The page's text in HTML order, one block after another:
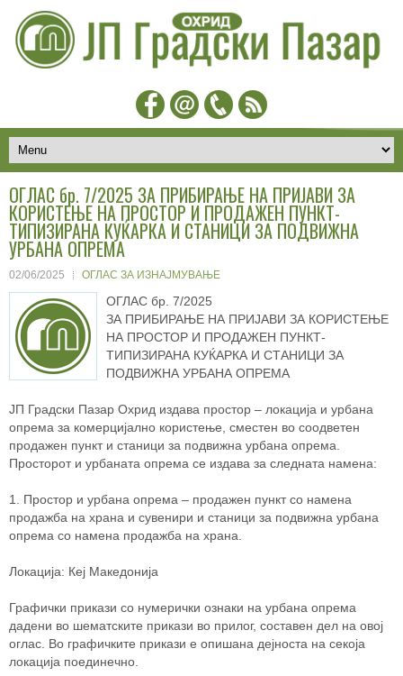
ОГЛАС бр. 7/2025 ЗА ПРИБИРАЊЕ НА ПРИЈАВИ ЗА
КОРИСТЕЊЕ НА ПРОСТОР И ПРОДАЖЕН ПУНКТ-
ТИПИЗИРАНА КУЌАРКА И СТАНИЦИ ЗА ПОДВИЖНА
УРБАНА ОПРЕМА
02/06/2025 ОГЛАС ЗА ИЗНАЈМУВАЊЕ
ОГЛАС бр. 7/2025
ЗА ПРИБИРАЊЕ НА ПРИЈАВИ ЗА КОРИСТЕЊЕ
НА ПРОСТОР И ПРОДАЖЕН ПУНКТ-
ТИПИЗИРАНА КУЌАРКА И СТАНИЦИ ЗА
ПОДВИЖНА УРБАНА ОПРЕМА
ЈП Градски Пазар Охрид издава простор – локација и урбана
опрема за комерцијално користење, сместен во соодветен
продажен пункт и станици за подвижна урбана опрема.
Просторот и урбаната опрема се издава за следната намена:
1. Простор и урбана oпpeмa – продажен пункт со намена
продажба на храна и сувенири и станици за подвижна урбана
опрема со намена продажба на храна.
Локација: Кеј Македонија
Графички прикази со нумерички ознаки на урбана опрема
дадени во шематските прикази во прилог, составен дел на овој
оглас. Во графичките прикази е опишана дејноста на секоја
локација поединечно.